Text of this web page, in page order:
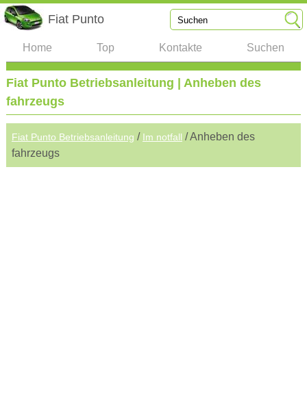
Fiat Punto
Home Top Kontakte Suchen
Fiat Punto Betriebsanleitung | Anheben des
fahrzeugs
Fiat Punto Betriebsanleitung / Im notfall / Anheben des
fahrzeugs